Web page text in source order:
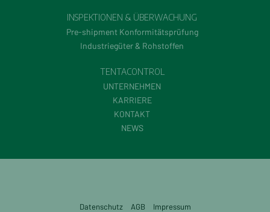
INSPEKTIONEN & ÜBERWACHUNG
Pre-shipment Konformitätsprüfung
Industriegüter & Rohstoffen
TENTACONTROL
UNTERNEHMEN
KARRIERE
KONTAKT
NEWS
Datenschutz AGB Impressum